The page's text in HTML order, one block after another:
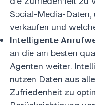
Social-Media-Daten,
verkaufen und
Intelligente
an die am besten
Agenten weiter.
nutzen Daten aus
Zufriedenheit zu